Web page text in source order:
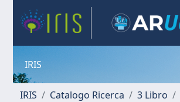
IRIS
IRIS Catalogo Ricerca 3 Libro